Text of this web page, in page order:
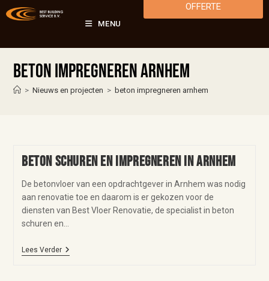
MENU
OFFERTE
beton impregneren arnhem
> Nieuws en projecten > beton impregneren arnhem
Beton schuren en impregneren in Arnhem
De betonvloer van een opdrachtgever in Arnhem was nodig
aan renovatie toe en daarom is er gekozen voor de
diensten van Best Vloer Renovatie, de specialist in beton
schuren en…
Lees Verder